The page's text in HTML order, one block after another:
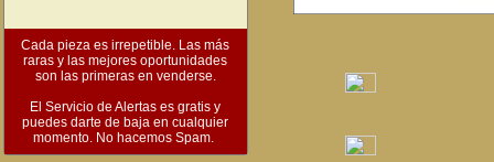
Cada pieza es irrepetible. Las más
raras y las mejores oportunidades
son las primeras en venderse.
El Servicio de Alertas es gratis y
puedes darte de baja en cualquier
momento. No hacemos Spam.